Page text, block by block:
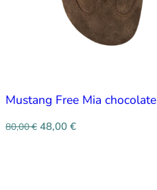
Mustang Free Mia chocolate
80,00€ 48,00 €